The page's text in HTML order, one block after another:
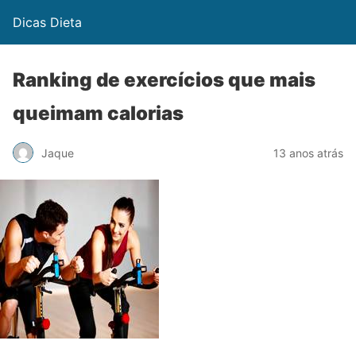
Dicas Dieta
Ranking de exercícios que mais
queimam calorias
Jaque 13 anos atrás